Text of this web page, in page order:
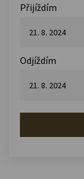
Přijíždím
Odjíždím